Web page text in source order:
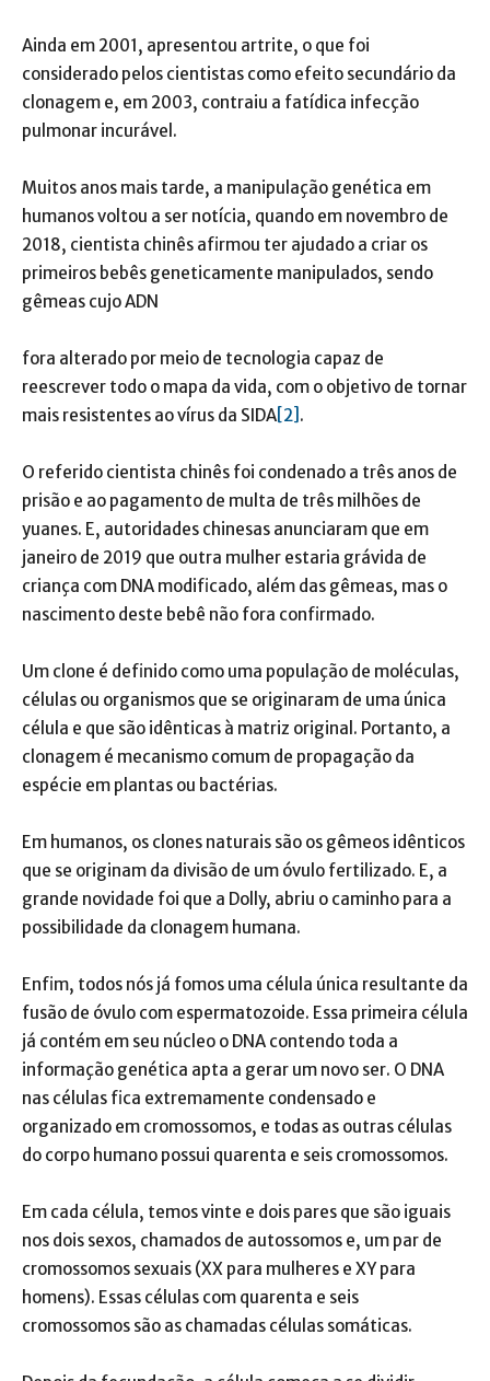
Ainda em 2001, apresentou artrite, o que foi
considerado pelos cientistas como efeito secundário da
clonagem e, em 2003, contraiu a fatídica infecção
pulmonar incurável.
Muitos anos mais tarde, a manipulação genética em
humanos voltou a ser notícia, quando em novembro de
2018, cientista chinês afirmou ter ajudado a criar os
primeiros bebês geneticamente manipulados, sendo
gêmeas cujo ADN
fora alterado por meio de tecnologia capaz de
reescrever todo o mapa da vida, com o objetivo de tornar
mais resistentes ao vírus da SIDA[2] .
O referido cientista chinês foi condenado a três anos de
prisão e ao pagamento de multa de três milhões de
yuanes. E, autoridades chinesas anunciaram que em
janeiro de 2019 que outra mulher estaria grávida de
criança com DNA modificado, além das gêmeas, mas o
nascimento deste bebê não fora confirmado.
Um clone é definido como uma população de moléculas,
células ou organismos que se originaram de uma única
célula e que são idênticas à matriz original. Portanto, a
clonagem é mecanismo comum de propagação da
espécie em plantas ou bactérias.
Em humanos, os clones naturais são os gêmeos idênticos
que se originam da divisão de um óvulo fertilizado. E, a
grande novidade foi que a Dolly, abriu o caminho para a
possibilidade da clonagem humana.
Enfim, todos nós já fomos uma célula única resultante da
fusão de óvulo com espermatozoide. Essa primeira célula
já contém em seu núcleo o DNA contendo toda a
informação genética apta a gerar um novo ser. O DNA
nas células fica extremamente condensado e
organizado em cromossomos, e todas as outras células
do corpo humano possui quarenta e seis cromossomos.
Em cada célula, temos vinte e dois pares que são iguais
nos dois sexos, chamados de autossomos e, um par de
cromossomos sexuais (XX para mulheres e XY para
homens). Essas células com quarenta e seis
cromossomos são as chamadas células somáticas.